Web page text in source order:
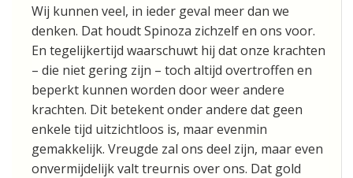
Wij kunnen veel, in ieder geval meer dan we
denken. Dat houdt Spinoza zichzelf en ons voor.
En tegelijkertijd waarschuwt hij dat onze krachten
– die niet gering zijn – toch altijd overtroffen en
beperkt kunnen worden door weer andere
krachten. Dit betekent onder andere dat geen
enkele tijd uitzichtloos is, maar evenmin
gemakkelijk. Vreugde zal ons deel zijn, maar even
onvermijdelijk valt treurnis over ons. Dat gold